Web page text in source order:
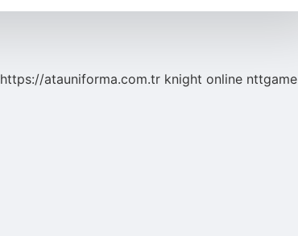
https://atauniforma.com.tr knight online nttgame